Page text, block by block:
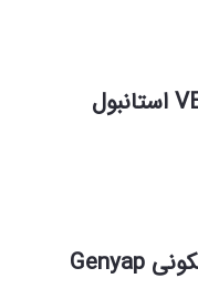
رزیدانس مسکونی Genyap